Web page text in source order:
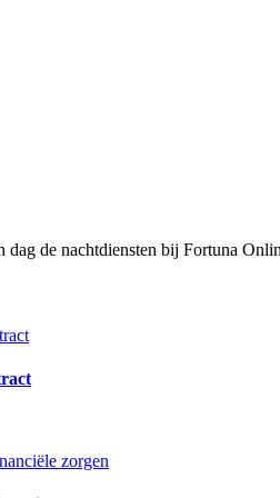
dag de nachtdiensten bij Fortuna